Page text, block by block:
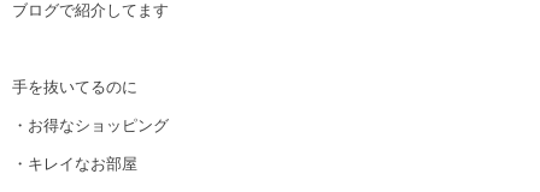
ブログで紹介してます
手を抜いてるのに
・お得なショッピング
・キレイなお部屋